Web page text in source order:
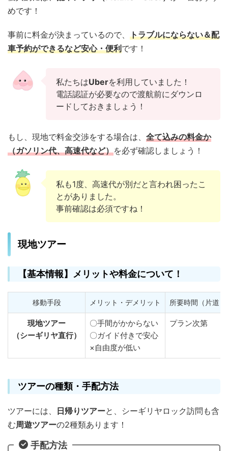
めです！
事前に料金が決まっているので、 トラブルにならない＆配
車予約ができるなど安心・便利です！
私たちはUberを利用していました！
電話認証が必要なので渡航前にダウンロ
ードしておきましょう！
もし、現地で料金交渉をする場合は、 全て込みの料金か
（ガソリン代、高速代など）を必ず確認しましょう！
私も1度、高速代が別だと言われ困ったこ
とがありました。
事前確認は必須ですね！
現地ツアー
【基本情報】メリットや料金について！
移動手段 メリット・デメリット 所要時間（片道）
現地ツアー
（シーギリヤ直行）
〇手間がかからない
〇ガイド付きで安心
×自由度が低い
プラン次第
ツアーの種類・手配方法
ツアーには、 日帰りツアーと、シーギリヤロック訪問も含
む周遊ツアーの2種類あります！
手配方法